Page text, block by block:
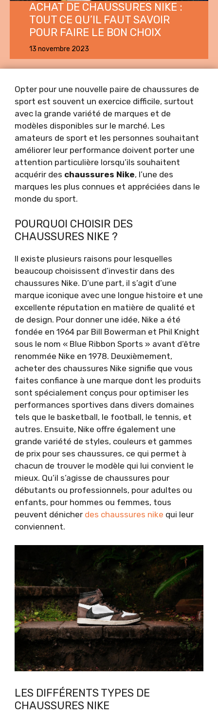
ACHAT DE CHAUSSURES NIKE :
TOUT CE QU’IL FAUT SAVOIR
POUR FAIRE LE BON CHOIX
13 novembre 2023
Opter pour une nouvelle paire de chaussures de
sport est souvent un exercice difficile, surtout
avec la grande variété de marques et de
modèles disponibles sur le marché. Les
amateurs de sport et les personnes souhaitant
améliorer leur performance doivent porter une
attention particulière lorsqu’ils souhaitent
acquérir des chaussures Nike, l’une des
marques les plus connues et appréciées dans le
monde du sport.
POURQUOI CHOISIR DES
CHAUSSURES NIKE ?
Il existe plusieurs raisons pour lesquelles
beaucoup choisissent d’investir dans des
chaussures Nike. D’une part, il s’agit d’une
marque iconique avec une longue histoire et une
excellente réputation en matière de qualité et
de design. Pour donner une idée, Nike a été
fondée en 1964 par Bill Bowerman et Phil Knight
sous le nom « Blue Ribbon Sports » avant d’être
renommée Nike en 1978. Deuxièmement,
acheter des chaussures Nike signifie que vous
faites confiance à une marque dont les produits
sont spécialement conçus pour optimiser les
performances sportives dans divers domaines
tels que le basketball, le football, le tennis, et
autres. Ensuite, Nike offre également une
grande variété de styles, couleurs et gammes
de prix pour ses chaussures, ce qui permet à
chacun de trouver le modèle qui lui convient le
mieux. Qu’il s’agisse de chaussures pour
débutants ou professionnels, pour adultes ou
enfants, pour hommes ou femmes, tous
peuvent dénicher des chaussures nike qui leur
conviennent.
LES DIFFÉRENTS TYPES DE
CHAUSSURES NIKE